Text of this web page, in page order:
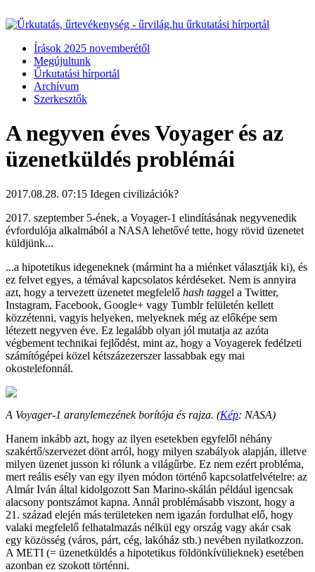
Írások 2025 novemberétől
Megújultunk
Űrkutatási hírportál
Archívum
Szerkesztők
A negyven éves Voyager és az
üzenetküldés problémái
2017.08.28. 07:15 Idegen civilizációk?
2017. szeptember 5-ének, a Voyager-1 elindításának negyvenedik
évfordulója alkalmából a NASA lehetővé tette, hogy rövid üzenetet
küldjünk...
...a hipotetikus idegeneknek (mármint ha a miénket választják ki), és
ez felvet egyes, a témával kapcsolatos kérdéseket. Nem is annyira
azt, hogy a tervezett üzenetet megfelelő hash taggel a Twitter,
Instagram, Facebook, Google+ vagy Tumblr felületén kellett
közzétenni, vagyis helyeken, melyeknek még az előképe sem
létezett negyven éve. Ez legalább olyan jól mutatja az azóta
végbement technikai fejlődést, mint az, hogy a Voyagerek fedélzeti
számítógépei közel kétszázezerszer lassabbak egy mai
okostelefonnál.
A Voyager-1 aranylemezének borítója és rajza. (Kép: NASA)
Hanem inkább azt, hogy az ilyen esetekben egyfelől néhány
szakértő/szervezet dönt arról, hogy milyen szabályok alapján, illetve
milyen üzenet jusson ki rólunk a világűrbe. Ez nem ezért probléma,
mert reális esély van egy ilyen módon történő kapcsolatfelvételre: az
Almár Iván által kidolgozott San Marino-skálán például igencsak
alacsony pontszámot kapna. Annál problémásabb viszont, hogy a
21. század elején más területeken nem igazán fordulhat elő, hogy
valaki megfelelő felhatalmazás nélkül egy ország vagy akár csak
egy közösség (város, párt, cég, lakóház stb.) nevében nyilatkozzon.
A METI (= üzenetküldés a hipotetikus földönkívülieknek) esetében
azonban ez szokott történni.